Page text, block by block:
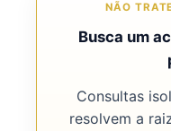
NÃO
Busca um
Consultas
resolvem a